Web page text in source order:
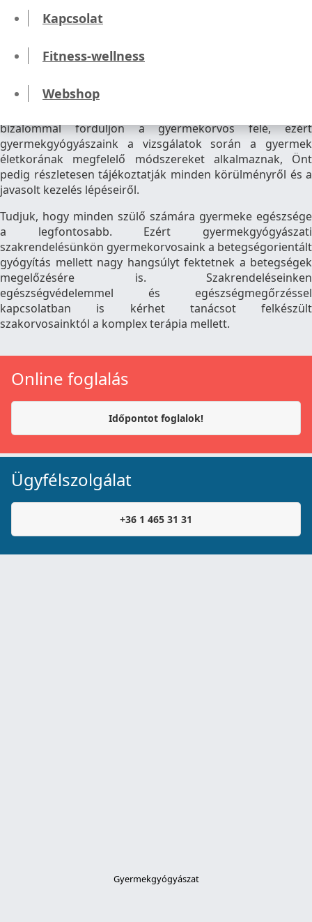
Kapcsolat
Fitness-wellness
Webshop
Általános gyermekgyógyászat
Ha a gyermek beteg, az aggódó szülő számára a
legnagyobb biztonságot egy felkészült szakorvos
jelentheti. Fontos számunkra, hogy a konzultációk és
bizalommal forduljon a gyermekorvos felé, ezért
gyermekgyógyászaink a vizsgálatok során a gyermek
életkorának megfelelő módszereket alkalmaznak, Önt
pedig részletesen tájékoztatják minden körülményről és a
javasolt kezelés lépéseiről.
Tudjuk, hogy minden szülő számára gyermeke egészsége
a legfontosabb. Ezért gyermekgyógyászati
szakrendelésünkön gyermekorvosaink a betegségorientált
gyógyítás mellett nagy hangsúlyt fektetnek a betegségek
megelőzésére is. Szakrendeléseinken
egészségvédelemmel és egészségmegőrzéssel
kapcsolatban is kérhet tanácsot felkészült
szakorvosainktól a komplex terápia mellett.
Online foglalás
Időpontot foglalok!
Ügyfélszolgálat
+36 1 465 31 31
Gyermekgyógyászat